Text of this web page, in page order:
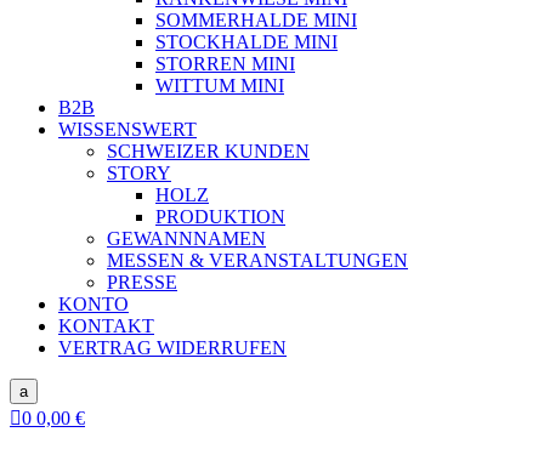
SOMMERHALDE MINI
STOCKHALDE MINI
STORREN MINI
WITTUM MINI
B2B
WISSENSWERT
SCHWEIZER KUNDEN
STORY
HOLZ
PRODUKTION
GEWANNNAMEN
MESSEN & VERANSTALTUNGEN
PRESSE
KONTO
KONTAKT
VERTRAG WIDERRUFEN
a
0 0,00 €